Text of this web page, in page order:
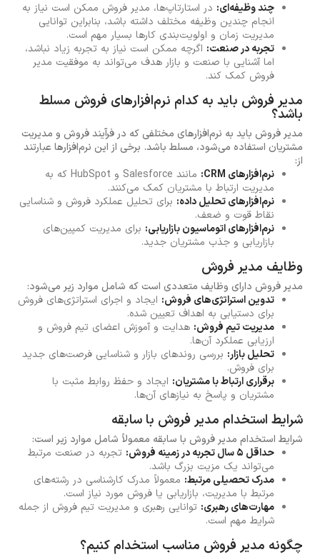
چند وظیفه‌ای: در استارتاپ‌ها، مدیر فروش ممکن است نیاز به
انجام چندین وظیفه مختلف داشته باشد، بنابراین توانایی
مدیریت زمان و اولویت‌بندی کارها بسیار مهم است.
تجربه در صنعت: اگرچه ممکن است نیاز به تجربه زیاد نباشد،
اما آشنایی با صنعت و بازار هدف می‌تواند به موفقیت مدیر
فروش کمک کند.
مدیر فروش باید به کدام نرم‌افزارهای فروش مسلط
باشد؟
مدیر فروش باید به نرم‌افزارهای مختلفی که در فرآیند فروش و مدیریت
مشتریان استفاده می‌شود، مسلط باشد. برخی از این نرم‌افزارها عبارتند
از:
نرم‌افزارهای CRM:
مانند Salesforce و HubSpot که به
مدیریت ارتباط با مشتریان کمک می‌کنند.
نرم‌افزارهای تحلیل داده: برای تحلیل عملکرد فروش و شناسایی
نقاط قوت و ضعف.
نرم‌افزارهای اتوماسیون بازاریابی: برای مدیریت کمپین‌های
بازاریابی و جذب مشتریان جدید.
وظایف مدیر فروش
مدیر فروش دارای وظایف متعددی است که شامل موارد زیر می‌شود:
تدوین استراتژی‌های فروش: ایجاد و اجرای استراتژی‌های فروش
برای دستیابی به اهداف تعیین شده.
مدیریت تیم فروش: هدایت و آموزش اعضای تیم فروش و
ارزیابی عملکرد آن‌ها.
تحلیل بازار: بررسی روندهای بازار و شناسایی فرصت‌های جدید
برای فروش.
برقراری ارتباط با مشتریان: ایجاد و حفظ روابط مثبت با
مشتریان و پاسخ به نیازهای آن‌ها.
شرایط استخدام مدیر فروش با سابقه
شرایط استخدام مدیر فروش با سابقه معمولاً شامل موارد زیر است:
حداقل ۵ سال تجربه در زمینه فروش:
تجربه در صنعت مرتبط
می‌تواند یک مزیت بزرگ باشد.
مدرک تحصیلی مرتبط: معمولاً مدرک کارشناسی در رشته‌های
مرتبط با مدیریت، بازاریابی یا فروش مورد نیاز است.
مهارت‌های رهبری: توانایی رهبری و مدیریت تیم فروش از جمله
شرایط مهم است.
چگونه مدیر فروش مناسب استخدام کنیم؟